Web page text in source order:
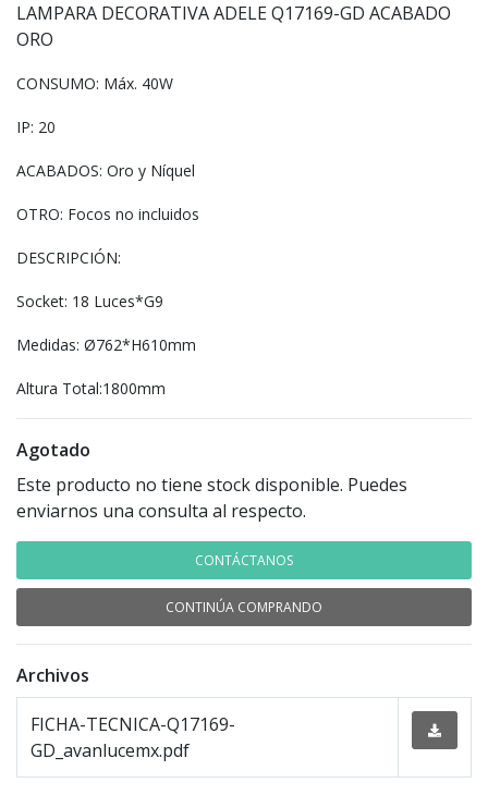
LAMPARA DECORATIVA ADELE Q17169-GD ACABADO
ORO
CONSUMO: Máx. 40W
IP: 20
ACABADOS: Oro y Níquel
OTRO: Focos no incluidos
DESCRIPCIÓN:
Socket: 18 Luces*G9
Medidas: Ø762*H610mm
Altura Total:1800mm
Agotado
Este producto no tiene stock disponible. Puedes
enviarnos una consulta al respecto.
CONTÁCTANOS
CONTINÚA COMPRANDO
Archivos
FICHA-TECNICA-Q17169-
GD_avanlucemx.pdf